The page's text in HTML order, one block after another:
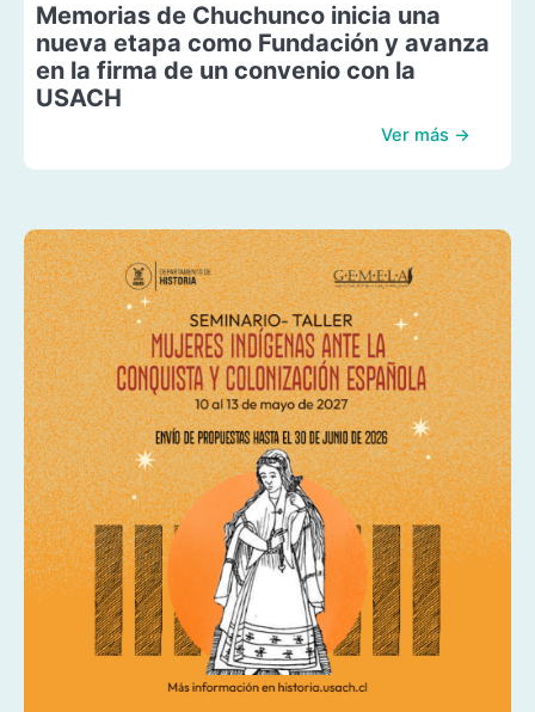
Memorias de Chuchunco inicia una
nueva etapa como Fundación y avanza
en la firma de un convenio con la
USACH
Ver más →